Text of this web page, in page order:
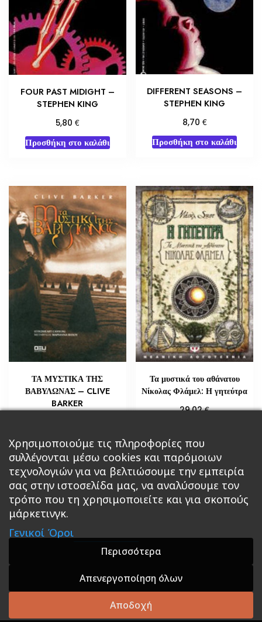
FOUR PAST MIDIGHT –
STEPHEN KING
5,80 €
Προσθήκη στο καλάθι
DIFFERENT SEASONS –
STEPHEN KING
8,70 €
Προσθήκη στο καλάθι
ΤΑ ΜΥΣΤΙΚΑ ΤΗΣ
ΒΑΒΥΛΩΝΑΣ – CLIVE
BARKER
Προσθήκη στο καλάθι
Τα μυστικά του αθάνατου
Νίκολας Φλάμελ: Η γητεύτρα
29,02€
Διαβάστε περισσότερα
Κεντρική Βιβλία
Roleplaying Games Ψυχαγωγία Εκδόσεις Βάρδος
Σε Προσφορά
A theme by GradientThemes - A theme by Gradient
Themes
Χρησιμοποιούμε τις πληροφορίες που
συλλέγονται μέσω cookies και παρόμοιων
τεχνολογιών για να βελτιώσουμε την εμπειρία
σας στην ιστοσελίδα μας, να αναλύσουμε τον
τρόπο που τη χρησιμοποιείτε και για σκοπούς
μάρκετινγκ.
Γενικοί Όροι
Περισσότερα
Απενεργοποίηση όλων
Αποδοχή